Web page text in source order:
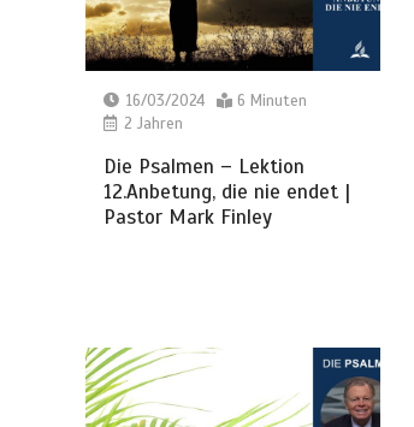
16/03/2024
6 Minuten
2 Jahren
Die Psalmen – Lektion
12.Anbetung, die nie endet |
Pastor Mark Finley